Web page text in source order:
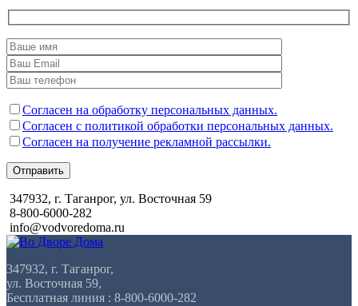
Согласен на обработку персональных данных.
Согласен с политикой обработки персональных данных.
Согласен на получение рекламной рассылки.
Отправить
347932, г. Таганрог, ул. Восточная 59
8-800-6000-282
info@vodvoredoma.ru
347932, г. Таганрог,
ул. Восточная 59,
Бесплатная линия : 8-800-6000-282